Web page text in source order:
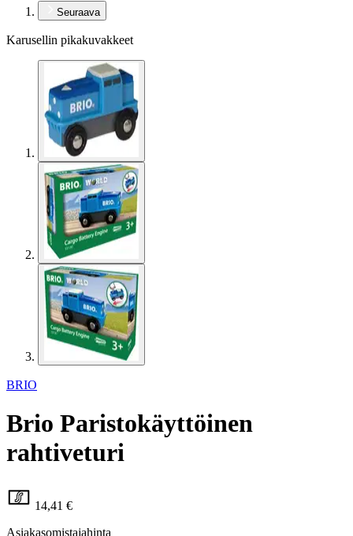
Seuraava
Karusellin pikakuvakkeet
BRIO
Brio Paristokäyttöinen
rahtiveturi
14,41 €
Asiakasomistajahinta